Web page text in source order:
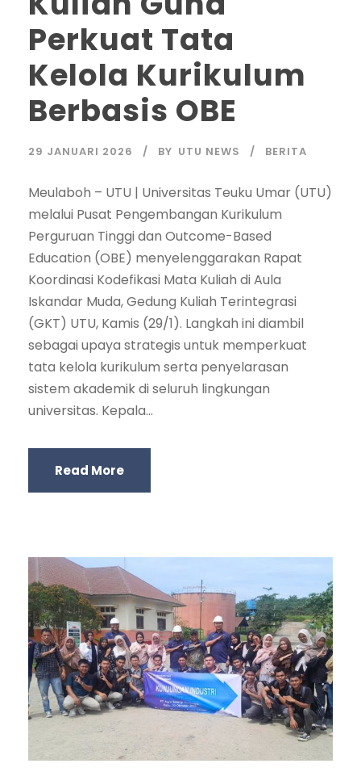
Perkuat Tata
Kelola Kurikulum
Berbasis OBE
29 JANUARI 2026 BY UTU NEWS BERITA
Meulaboh – UTU | Universitas Teuku Umar (UTU)
melalui Pusat Pengembangan Kurikulum
Perguruan Tinggi dan Outcome-Based
Education (OBE) menyelenggarakan Rapat
Koordinasi Kodefikasi Mata Kuliah di Aula
Iskandar Muda, Gedung Kuliah Terintegrasi
(GKT) UTU, Kamis (29/1). Langkah ini diambil
sebagai upaya strategis untuk memperkuat
tata kelola kurikulum serta penyelarasan
sistem akademik di seluruh lingkungan
universitas. Kepala...
Read More